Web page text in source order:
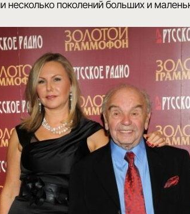
несколько поколений больших и